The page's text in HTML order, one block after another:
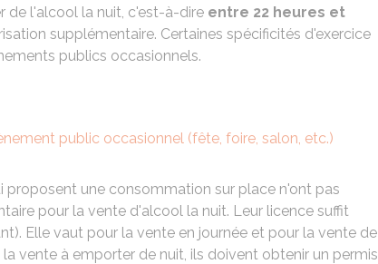
de l'alcool la nuit, c'est-à-dire entre 22 heures et
supplémentaire. Certaines spécificités d'exercice
publics occasionnels.
public occasionnel (fête, foire, salon, etc.)
proposent une consommation sur place n'ont pas
pour la vente d'alcool la nuit. Leur licence suffit
Elle vaut pour la vente en journée et pour la vente de
vente à emporter de nuit, ils doivent obtenir un permis